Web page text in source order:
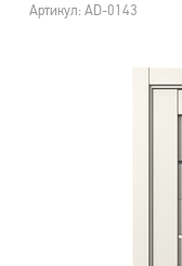
Артикул: AD-0143